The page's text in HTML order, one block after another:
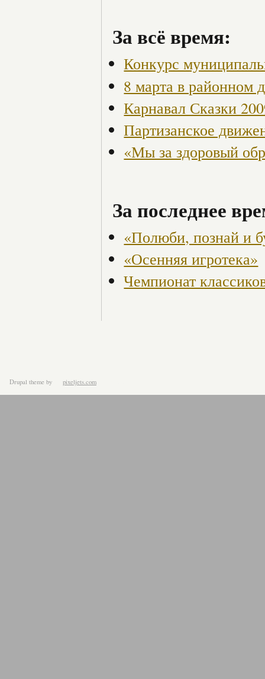
За всё время:
Конкурс
8 марта в районном
Карнавал Сказки
Партизанское
«Мы за здоровый
За последнее
«Полюби, познай и
«Осенняя игротека»
Чемпионат
Drupal theme by pixeljets.com